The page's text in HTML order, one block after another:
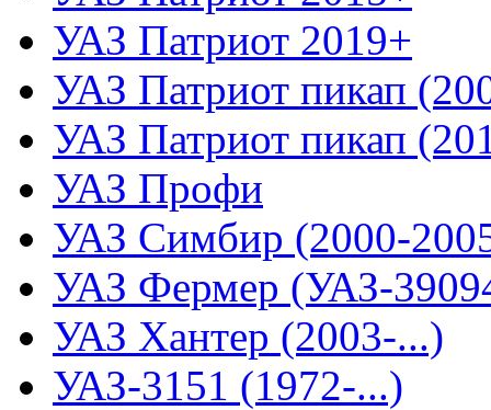
УАЗ Патриот 2019+
УАЗ Патриот пикап
УАЗ Патриот пикап
УАЗ Профи
УАЗ Симбир (2000-
УАЗ Фермер (УАЗ-
УАЗ Хантер (2003-...)
УАЗ-3151 (1972-...)